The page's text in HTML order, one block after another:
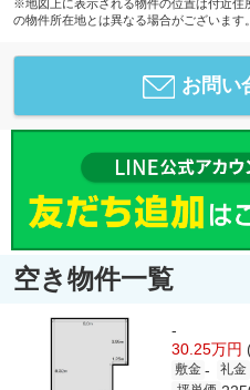
※地図上に表示される物件の位置は付近住
の物件所在地とは異なる場合がございます。
お問い
空き物件一覧
-
30.25万円
敷金 - 礼金